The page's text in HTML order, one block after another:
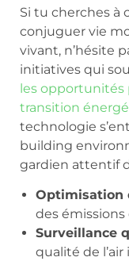
Si tu cherches
conjuguer vie
vivant, n’hésite
initiatives qui
les opportunités
transition
technologie
building
gardien attentif
Optimisation
des
Surveillance
qualité de